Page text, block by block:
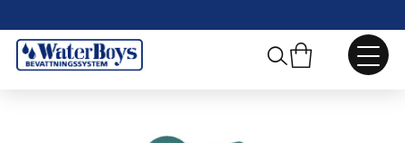
Webbshop / Pumpar, Ventiler och Tillbehör Kulventiler plast